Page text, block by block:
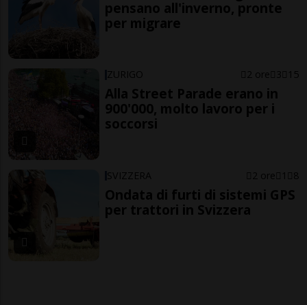
pensano all'inverno, pronte
per migrare
ZURIGO 2 ore 3 15
Alla Street Parade erano in
900'000, molto lavoro per i
soccorsi
SVIZZERA 2 ore 1 8
Ondata di furti di sistemi GPS
per trattori in Svizzera